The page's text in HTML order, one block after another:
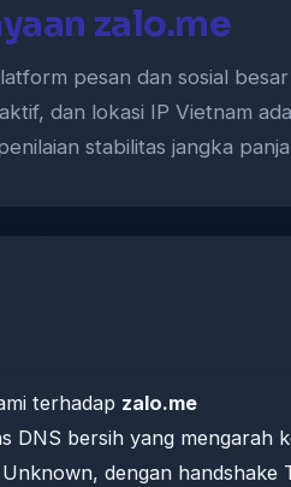
zalo.me
pesan dan sosial
dan lokasi IP Vietnam
stabilitas jangka
terhadap zalo.me
DNS bersih yang mengarah
dengan handshake